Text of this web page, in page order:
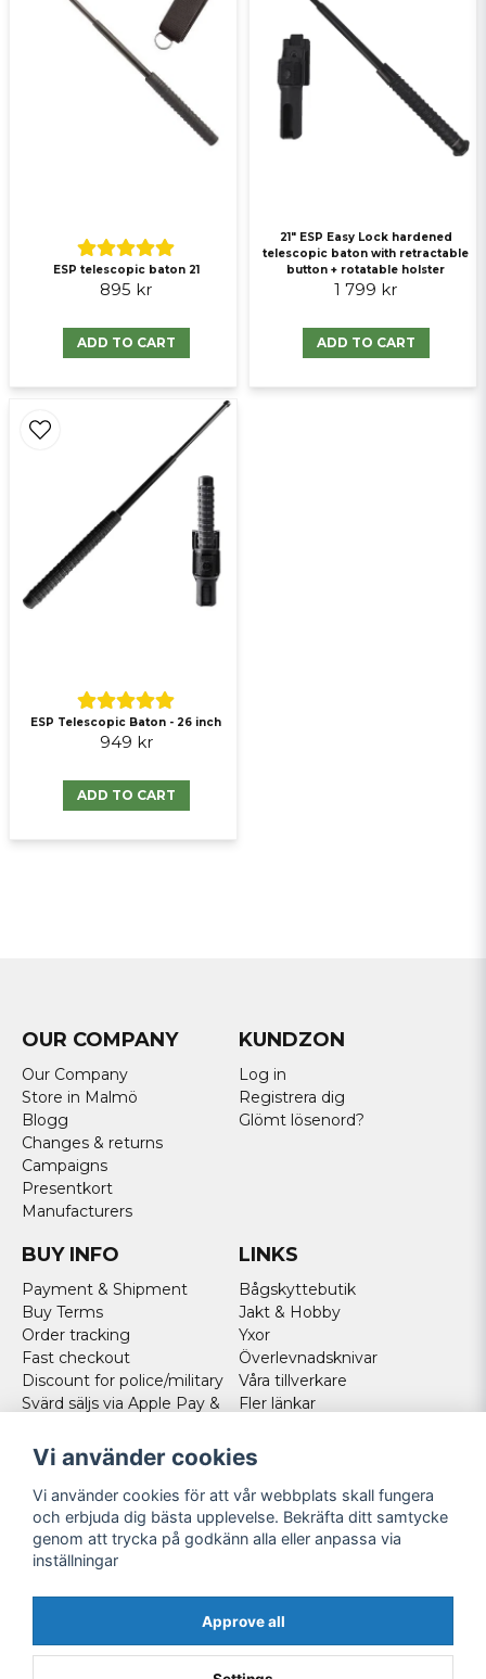
Ja, ni får publicera min fråga
Send question
ESP telescopic baton 21
895 kr
ADD TO CART
21" ESP Easy Lock hardened
telescopic baton with retractable
button + rotatable holster
1 799 kr
ADD TO CART
ESP Telescopic Baton - 26 inch
949 kr
ADD TO CART
OUR COMPANY
Our Company
Store in Malmö
Blogg
Changes & returns
Campaigns
Presentkort
Manufacturers
KUNDZON
Log in
Registrera dig
Glömt lösenord?
BUY INFO
Payment & Shipment
Buy Terms
Order tracking
Fast checkout
Discount for police/military
Svärd säljs via Apple Pay &
Norweigan customers
Cookies
LINKS
Bågskyttebutik
Jakt & Hobby
Yxor
Överlevnadsknivar
Våra tillverkare
Fler länkar
FOLLOW US
Facebook
Instagram
Youtube
Vi använder cookies
Vi använder cookies för att vår webbplats skall fungera
och erbjuda dig bästa upplevelse. Bekräfta ditt samtycke
genom att trycka på godkänn alla eller anpassa via
inställningar
Approve all